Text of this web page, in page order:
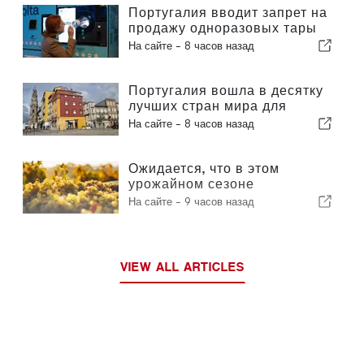
Португалия вводит запрет на
продажу одноразовых тары
для напитков без маркировки
На сайте - 8 часов назад
Португалия вошла в десятку
лучших стран мира для
экспатов
На сайте - 8 часов назад
Ожидается, что в этом
урожайном сезоне
производство вина в
На сайте - 9 часов назад
VIEW ALL ARTICLES